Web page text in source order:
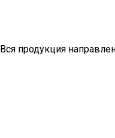
продукция